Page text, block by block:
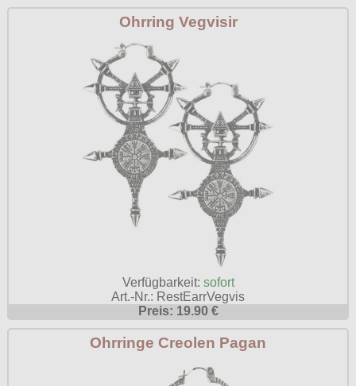
Ohrring Vegvisir
Verfügbarkeit: sofort
Art.-Nr.: RestEarrVegvis
Preis: 19.90 €
Ohrringe Creolen Pagan